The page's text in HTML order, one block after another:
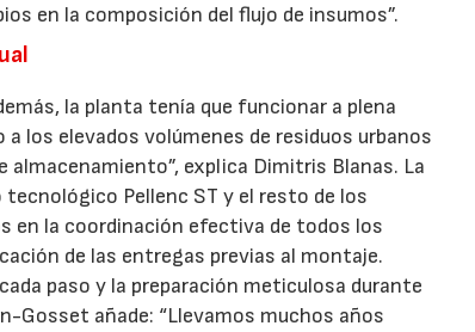
en la composición del flujo de insumos”.
la planta tenía que funcionar a plena
los elevados volúmenes de residuos urbanos
explica Dimitris Blanas. La
Pellenc ST y el resto de los
en la coordinación efectiva de todos los
de las entregas previas al montaje.
paso y la preparación meticulosa durante
Gosset añade: “Llevamos muchos años